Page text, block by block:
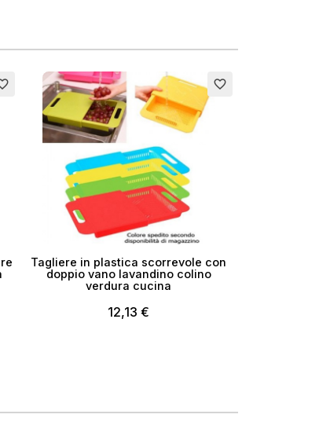
favorite_border
Tagliere in plastica scorrevole con
doppio vano lavandino colino
verdura cucina
12,13 €